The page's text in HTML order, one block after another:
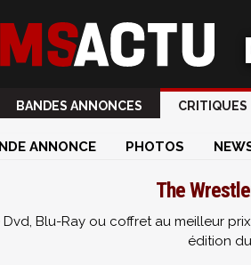
BANDES ANNONCES CRITIQUES
ANNONCE PHOTOS
The
Dvd, Blu-Ray ou coffret au meilleur
édition